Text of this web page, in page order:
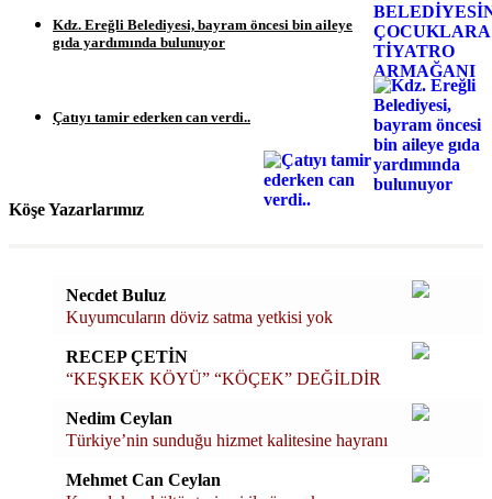
Kdz. Ereğli Belediyesi, bayram öncesi bin aileye
gıda yardımında bulunuyor
Çatıyı tamir ederken can verdi..
Köşe Yazarlarımız
Necdet Buluz
Kuyumcuların döviz satma yetkisi yok
RECEP ÇETİN
“KEŞKEK KÖYÜ” “KÖÇEK” DEĞİLDİR
Nedim Ceylan
Türkiye’nin sunduğu hizmet kalitesine hayranı
Mehmet Can Ceylan